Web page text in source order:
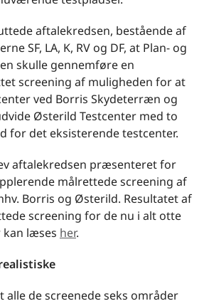
aftalekredsen, bestående af
SF, LA, K, RV og DF, at Plan- og
skulle gennemføre en
screening af muligheden for at
ved Borris Skydeterræn og
Østerild Testcenter med to
for det eksisterende testcenter.
aftalekredsen præsenteret for
målrettede screening af
Borris og Østerild. Resultatet af
screening for de nu i alt otte
kan læses her.
alle de screenede seks områder